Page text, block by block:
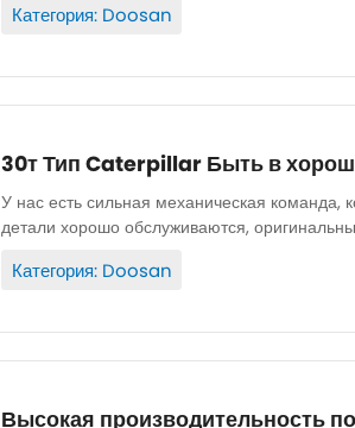
Категория: Doosan
30т Тип Caterpillar Быть в
У нас есть сильная механическая команда,
детали хорошо обслуживаются,
Категория: Doosan
Высокая производительность